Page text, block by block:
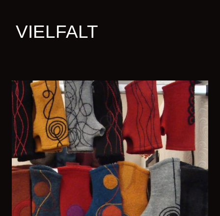
VIELFALT